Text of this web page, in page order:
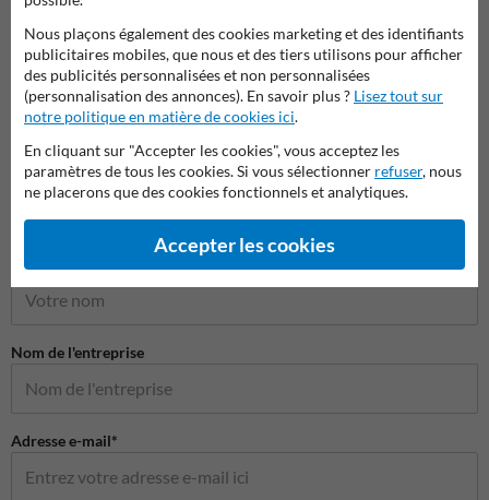
Nom*
Nom de l'entreprise
Adresse e-mail*
Nous plaçons également des cookies marketing et des identifiants
publicitaires mobiles, que nous et des tiers utilisons pour afficher
des publicités personnalisées et non personnalisées
(personnalisation des annonces). En savoir plus ? Lisez tout sur
notre politique en matière de cookies ici.
En cliquant sur "Accepter les cookies", vous acceptez les
paramètres de tous les cookies. Si vous sélectionner refuser, nous
ne placerons que des cookies fonctionnels et analytiques.
Accepter les cookies